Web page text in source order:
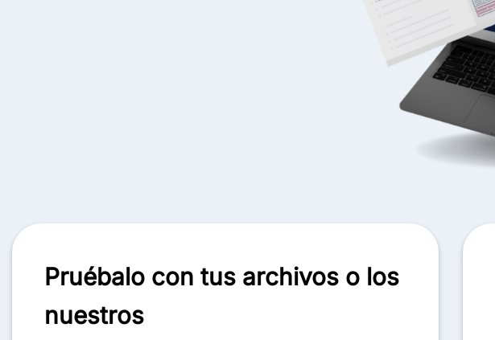
Pruébalo con tus archivos o los
nuestros